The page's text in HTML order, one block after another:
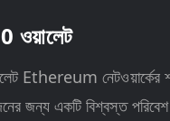
ওয়ালেট
Ethereum নেটওয়ার্কের
জন্য একটি বিশ্বস্ত